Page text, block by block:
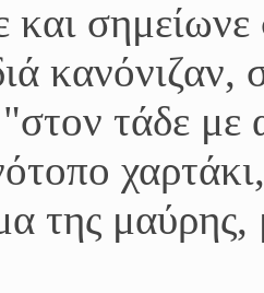
και
τάδε με
της μαύρης,